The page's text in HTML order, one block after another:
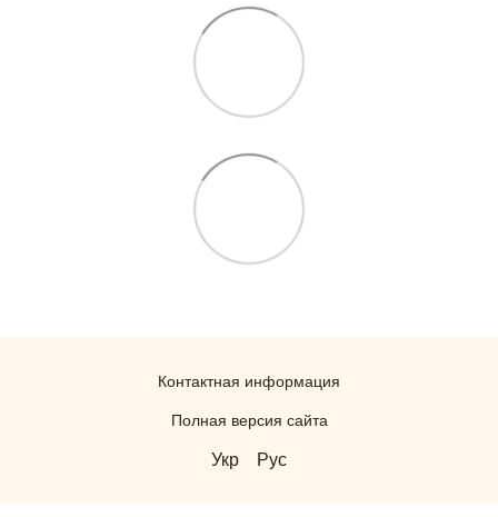
Контактная информация
Полная версия сайта
Укр Рус